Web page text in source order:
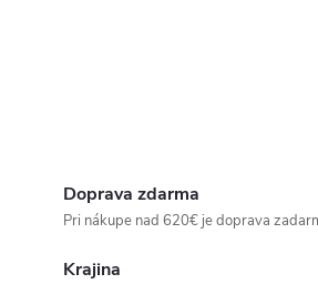
Doprava zdarma
Pri nákupe nad 620€ je doprava
Krajina